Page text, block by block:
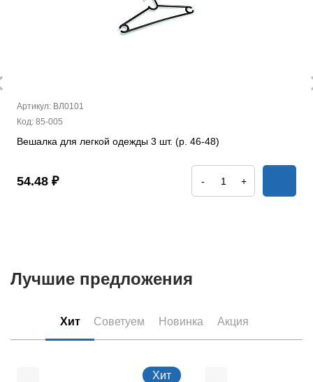
Артикул: ВЛ0101
Код: 85-005
Вешалка для легкой одежды 3 шт. (р. 46-48)
54.48 ₽ - +
Лучшие предложения
Хит Советуем Новинка Акция
Хит